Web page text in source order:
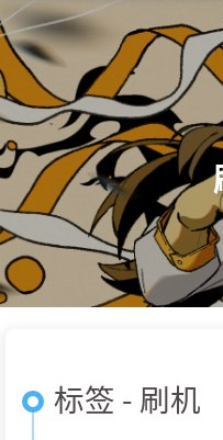
标签 - 刷机